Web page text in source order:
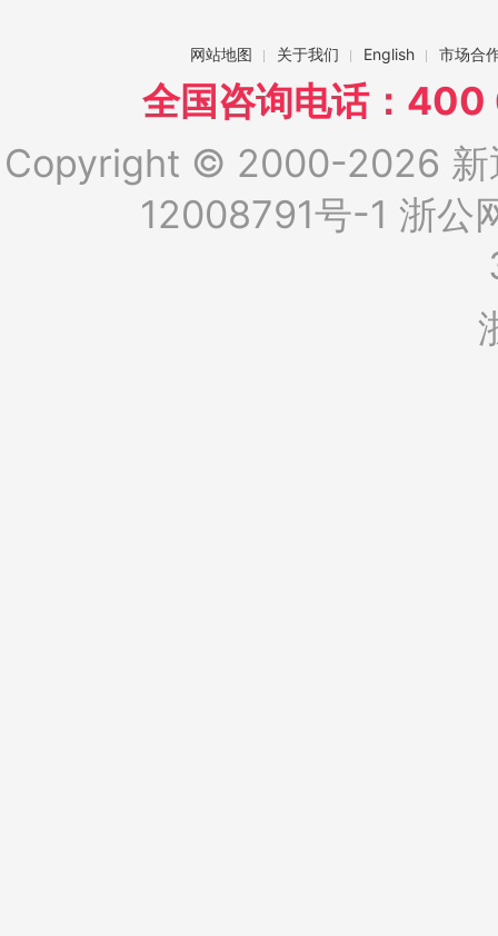
网站地图 关于我们 English 市场合
全国咨询电话：
Copyright © 2000-2026 新
12008791号-1 浙公